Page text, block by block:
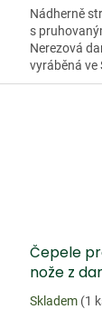
Nádherně
s
Nerezová
vyráběná ve
Čepele
nože z
Skladem (1